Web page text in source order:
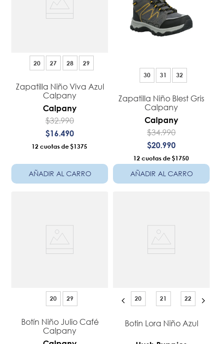
20 27 28 29
Zapatilla Niño Viva Azul
Calpany
Calpany
$32.990
$16 490
12 $1375
AÑADIR AL CARRO
30 31 32
Zapatilla Niño Blest Gris
Calpany
Calpany
$34.990
$20.990
12 $1750
AÑADIR AL CARRO
20 29
Botín Niño Julio Café
Calpany
20 21 22
Botin Lora Niño Azul